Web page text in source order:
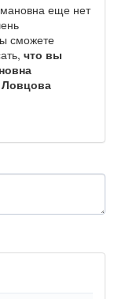
еще нет
сможете
что вы
Ловцова